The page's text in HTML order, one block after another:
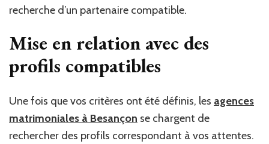
recherche d’un partenaire compatible.
Mise en relation avec des
profils compatibles
Une fois que vos critères ont été définis, les agences
matrimoniales à Besançon se chargent de
rechercher des profils correspondant à vos attentes.